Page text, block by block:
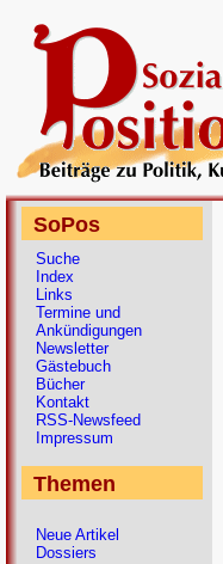
SoPos
Suche
Index
Links
Termine und
Ankündigungen
Newsletter
Gästebuch
Bücher
Kontakt
RSS-Newsfeed
Impressum
Themen
Neue Artikel
Dossiers